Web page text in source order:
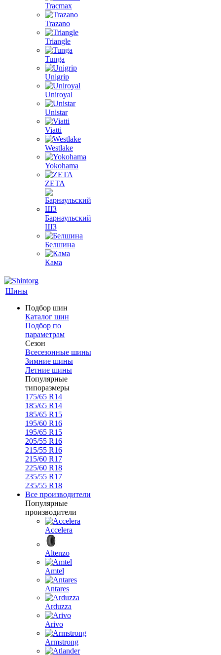
Tracmax
Trazano
Triangle
Tunga
Unigrip
Uniroyal
Unistar
Viatti
Westlake
Yokohama
ZETA
Барнаульский
ШЗ
Белшина
Кама
Шины
Подбор шин
Каталог шин
Подбор по
параметрам
Сезон
Всесезонные шины
Зимние шины
Летние шины
Популярные
типоразмеры
175/65 R14
185/65 R14
185/65 R15
195/60 R16
195/65 R15
205/55 R16
215/55 R16
215/60 R17
225/60 R18
235/55 R17
235/55 R18
Все производители
Популярные
производители
Accelera
Altenzo
Amtel
Antares
Arduzza
Arivo
Armstrong